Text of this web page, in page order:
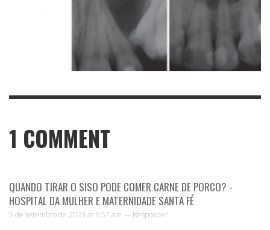
1 COMMENT
QUANDO TIRAR O SISO PODE COMER CARNE DE PORCO? -
HOSPITAL DA MULHER E MATERNIDADE SANTA FÉ
5 de setembro de 2023 at 6:57 am — Responder